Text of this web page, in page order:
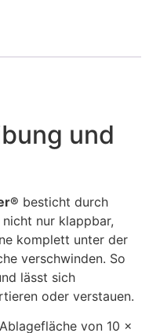
und
besticht durch
nur klappbar,
komplett unter der
verschwinden. So
lässt sich
oder verstauen.
von 10 x